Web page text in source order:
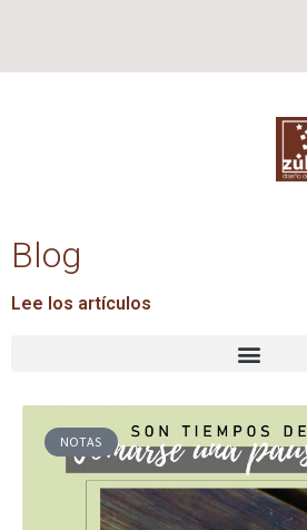
Blog
Lee los artículos
NOTAS